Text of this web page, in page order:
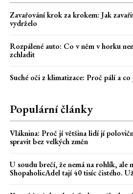
Zavařování krok za krokem: Jak
vydrželo
Rozpálené auto: Co v něm v horku
zchladit
Suché oči z klimatizace: Proč pálí a
Populární články
Vláknina: Proč jí většina lidí jí
spravit bez velkých změn
U soudu brečí, že nemá na rohlík, ale
ShopaholicAdel tají 40 tisíc čistého.